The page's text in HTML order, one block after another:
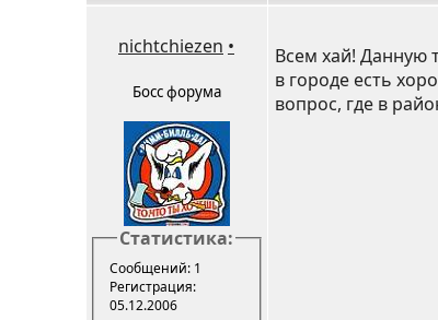
nichtchiezen •
Босс форума
Статистика:
Сообщений: 1
Регистрация:
05.12.2006
Всем хай! Данную
в городе есть
вопрос, где в